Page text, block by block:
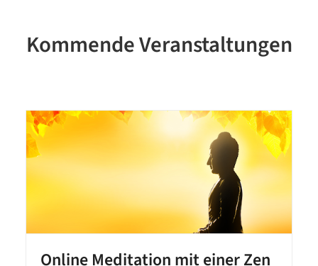
Kommende Veranstaltungen
Online Meditation mit einer Zen